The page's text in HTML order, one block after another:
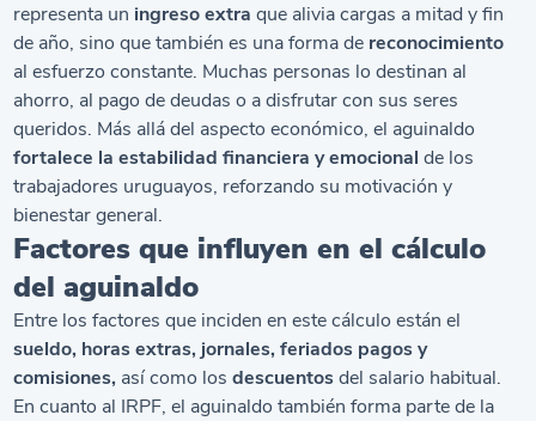
representa un ingreso extra que alivia cargas a mitad y fin
de año, sino que también es una forma de reconocimiento
al esfuerzo constante. Muchas personas lo destinan al
ahorro, al pago de deudas o a disfrutar con sus seres
queridos. Más allá del aspecto económico, el aguinaldo
fortalece la estabilidad financiera y emocional de los
trabajadores uruguayos, reforzando su motivación y
bienestar general.
Factores que influyen en el cálculo
del aguinaldo
Entre los factores que inciden en este cálculo están el
sueldo, horas extras, jornales,feriados pagos y
comisiones, así como losdescuentosdel salario habitual.
En cuanto al IRPF,el aguinaldo también forma parte de la